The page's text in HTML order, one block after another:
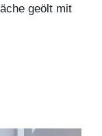
geölt mit